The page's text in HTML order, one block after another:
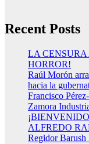
Recent Posts
LA CENSURA
HORROR!
Raúl Morón
hacia la
Francisco
Zamora
ALFREDO
Regidor